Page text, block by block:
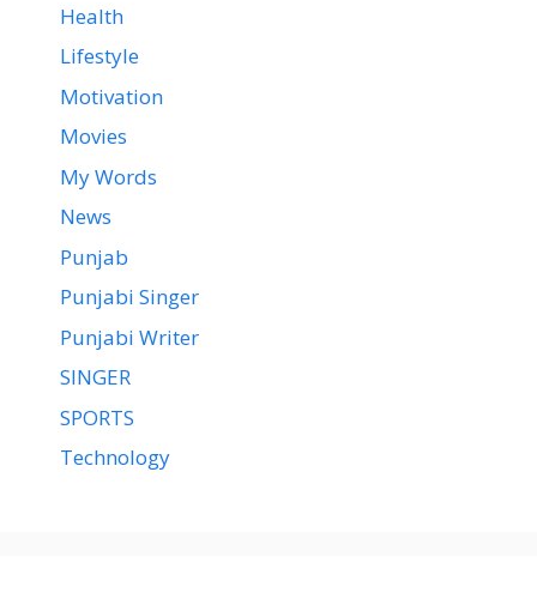
Health
Lifestyle
Motivation
Movies
My Words
News
Punjab
Punjabi Singer
Punjabi Writer
SINGER
SPORTS
Technology